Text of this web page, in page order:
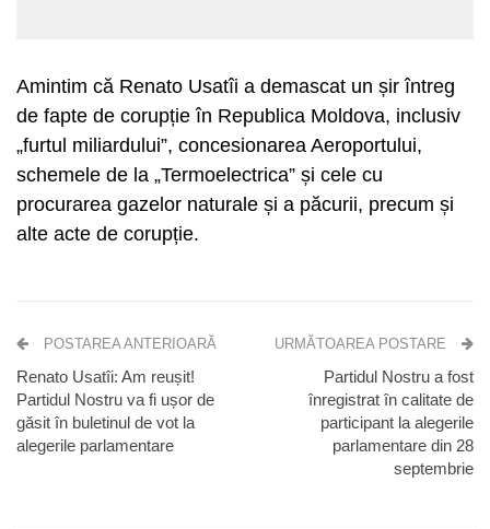
Amintim că Renato Usatîi a demascat un șir întreg
de fapte de corupție în Republica Moldova, inclusiv
„furtul miliardului”, concesionarea Aeroportului,
schemele de la „Termoelectrica” și cele cu
procurarea gazelor naturale și a păcurii, precum și
alte acte de corupție.
POSTAREA ANTERIOARĂ
Renato Usatîi: Am reușit!
Partidul Nostru va fi ușor de
găsit în buletinul de vot la
alegerile parlamentare
URMĂTOAREA POSTARE
Partidul Nostru a fost
înregistrat în calitate de
participant la alegerile
parlamentare din 28
septembrie